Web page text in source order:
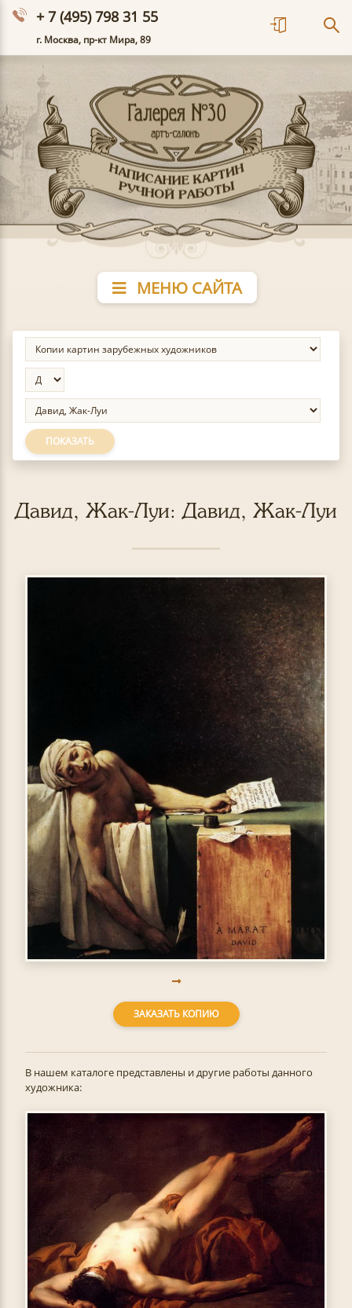
+ 7 (495) 798 31 55
г. Москва, пр-кт Мира, 89
МЕНЮ САЙТА
ПОКАЗАТЬ
Давид, Жак-Луи: Давид, Жак-Луи
ЗАКАЗАТЬ КОПИЮ
В нашем каталоге представлены и другие работы данного
художника: